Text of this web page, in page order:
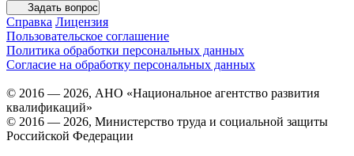
Задать вопрос
Справка Лицензия
Пользовательское соглашение
Политика обработки персональных данных
Согласие на обработку персональных данных
© 2016 — 2026, АНО «Национальное агентство развития
квалификаций»
© 2016 — 2026, Министерство труда и социальной защиты
Российской Федерации